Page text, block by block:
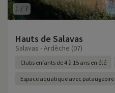
1 / 7
Hauts de Salavas
Salavas - Ardèche (07)
Clubs enfants de 4 à 15 ans en été
Espace aquatique avec pataugeoire